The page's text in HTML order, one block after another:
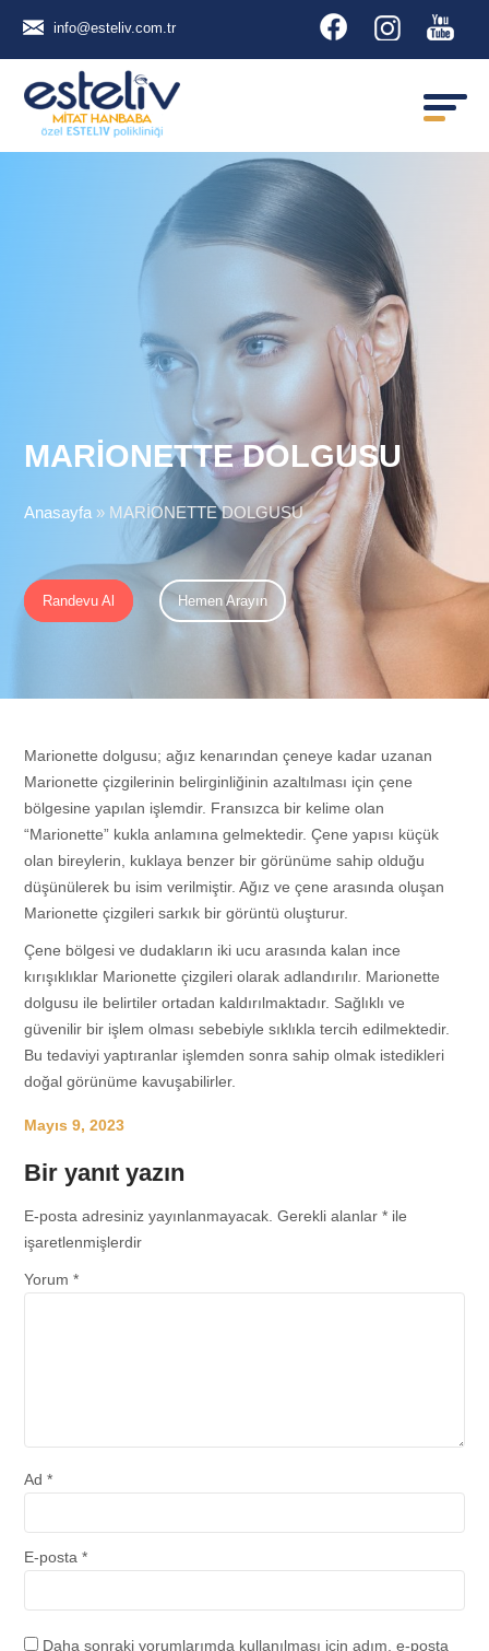
info@esteliv.com.tr
MARİONETTE DOLGUSU
Anasayfa » MARİONETTE DOLGUSU
Randevu Al Hemen Arayın
Marionette dolgusu; ağız kenarından çeneye kadar uzanan
Marionette çizgilerinin belirginliğinin azaltılması için çene
bölgesine yapılan işlemdir. Fransızca bir kelime olan
“Marionette” kukla anlamına gelmektedir. Çene yapısı küçük
olan bireylerin, kuklaya benzer bir görünüme sahip olduğu
düşünülerek bu isim verilmiştir. Ağız ve çene arasında oluşan
Marionette çizgileri sarkık bir görüntü oluşturur.
Çene bölgesi ve dudakların iki ucu arasında kalan ince
kırışıklıklar Marionette çizgileri olarak adlandırılır. Marionette
dolgusu ile belirtiler ortadan kaldırılmaktadır. Sağlıklı ve
güvenilir bir işlem olması sebebiyle sıklıkla tercih edilmektedir.
Bu tedaviyi yaptıranlar işlemden sonra sahip olmak istedikleri
doğal görünüme kavuşabilirler.
Mayıs 9, 2023
Bir yanıt yazın
E-posta adresiniz yayınlanmayacak. Gerekli alanlar* ile
işaretlenmişlerdir
Yorum*
Ad*
E-posta*
Daha sonraki yorumlarımda kullanılması için adım, e-posta